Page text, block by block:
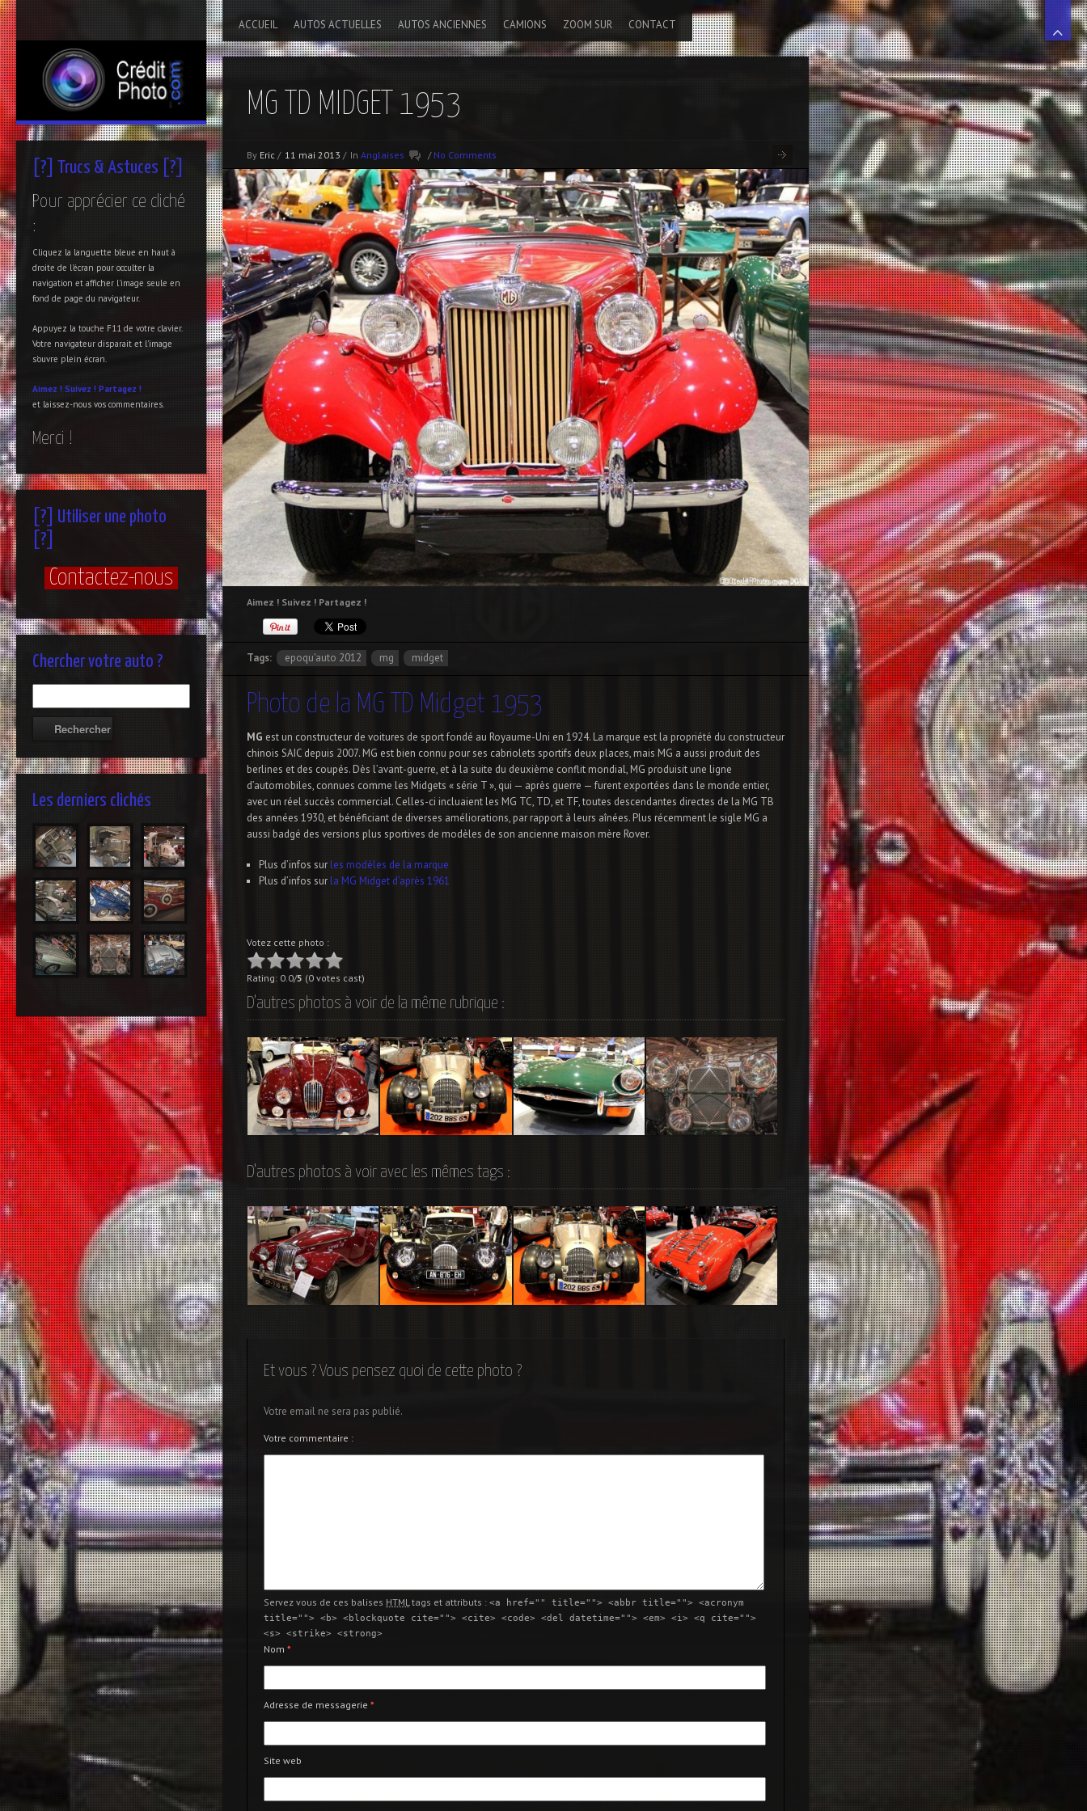
ACCUEIL AUTOS ACTUELLES AUTOS ANCIENNES CAMIONS ZOOM SUR CONTACT
MG TD MIDGET 1953
By Eric / 11 mai 2013 / In Anglaises / No Comments
Aimez ! Suivez ! Partagez !
Tags: epoqu'auto 2012 mg midget
Photo de la MG TD Midget 1953
MG est un constructeur de voitures de sport fondé au Royaume-Uni en 1924. La marque est la propriété du constructeur
chinois SAIC depuis 2007. MG est bien connu pour ses cabriolets sportifs deux places, mais MG a aussi produit des
berlines et des coupés. Dès l’avant-guerre, et à la suite du deuxième conflit mondial, MG produisit une ligne
d’automobiles, connues comme les Midgets « série T », qui — après guerre — furent exportées dans le monde entier,
avec un réel succès commercial. Celles-ci incluaient les MG TC, TD, et TF, toutes descendantes directes de la MG TB
des années 1930, et bénéficiant de diverses améliorations, par rapport à leurs aînées. Plus récemment le sigle MG a
aussi badgé des versions plus sportives de modèles de son ancienne maison mère Rover.
Plus d’infos sur les modèles de la marque
Plus d’infos sur la MG Midget d’après 1961
Votez cette photo :
Rating: 0.0/5 (0 votes cast)
D'autres photos à voir de la même rubrique :
de 1956
D'autres photos à voir avec les mêmes tags :
Et vous ? Vous pensez quoi de cette photo ?
Votre email ne sera pas publié.
Votre commentaire :
Servez vous de ces balises HTMLtags et attributs : <a href="" title=""> <abbr title=""> <acronym
title=""> <b> <blockquote cite=""> <cite> <code> <del datetime=""> <em> <i> <q cite="">
<s> <strike> <strong>
Nom *
Adresse de messagerie *
Site web
[?] Trucs & Astuces [?]
Pour apprécier ce cliché
:
Cliquez la languette bleue en haut à
droite de l'écran pour occulter la
navigation et afficher l'image seule en
fond de page du navigateur.
Appuyez la touche F11 de votre clavier.
Votre navigateur disparait et l'image
s'ouvre plein écran.
Aimez ! Suivez ! Partagez !
et laissez-nous vos commentaires.
Merci !
[?] Utiliser une photo
[?]
Contactez-nous
Chercher votre auto ?
Les derniers clichés